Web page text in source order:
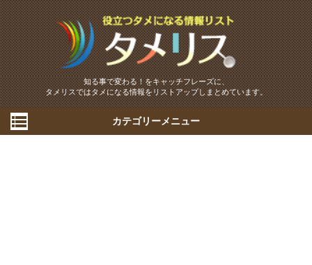
知る事で変わる！をキャッチフレーズに、
タメリスではタメになる情報をリストアップしまとめています。
カテゴリーメニュー